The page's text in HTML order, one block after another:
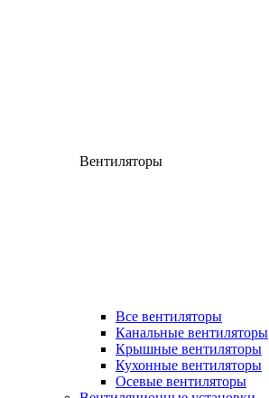
Вентиляторы
Все вентиляторы
Канальные вентиляторы
Крышные вентиляторы
Кухонные вентиляторы
Осевые вентиляторы